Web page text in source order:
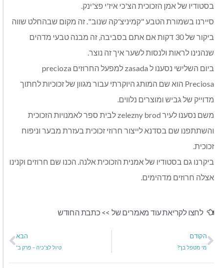
בסטודיו של אמן הזכוכית הצ'כי איז'י פצ'ינק.
סיירנו בשמורת הטבע "קמיניצ'קה שנוב". זה מקום שבהחלט שווה
ביקור של 30 דקות אם אתם בסביבה, זה מבנה טבעי מדהים
שנהנינו לראות ולנסות לשער איך זה נוצר.
ביום השלישי נסענו ל zasada למפעל החרוזים precioza
Preciosa הוא שם המותג היוקרתי עבור מגוון של זכוכיות לחתוך
מדוייק של גביש ומוצרים נלווים.
משם נסענו לעיר zelezny brod לבית ספר לאמנויות הזכוכית
והשתתפנו שם בסדנא לייצור חרוזי זכוכית בעזרת מבער וניפוח
זכוכית.
ביקרנו גם בסטודיו של אמנית הזכוכית אלנה. הכנו שם חרוזים וקנינו
אצלה חרוזים מדהימים.
לחצו לקריאת עוד מאמרים של >> כתבת החודש
הקודם
מי מטפל בך?
הבא
טיול לצ'כיה – פרק ב'